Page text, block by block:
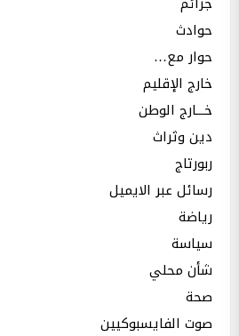
حوادث
حوار مع…
خارج الإقليم
خـــارج الوطن
دين وثراث
ربورتاج
رسائل عبر الايميل
رياضة
سياسة
شأن محلي
صحة
صوت الفايسبوكيين